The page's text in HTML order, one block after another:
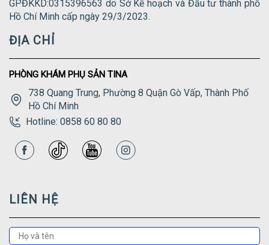
GPĐKKD:0315396563 do Sở Kế hoạch và Đầu tư thành phố
Hồ Chí Minh cấp ngày 29/3/2023.
ĐỊA CHỈ
PHÒNG KHÁM PHỤ SẢN TINA
738 Quang Trung, Phường 8 Quận Gò Vấp, Thành Phố
Hồ Chí Minh
Hotline: 0858 60 80 80
LIÊN HỆ